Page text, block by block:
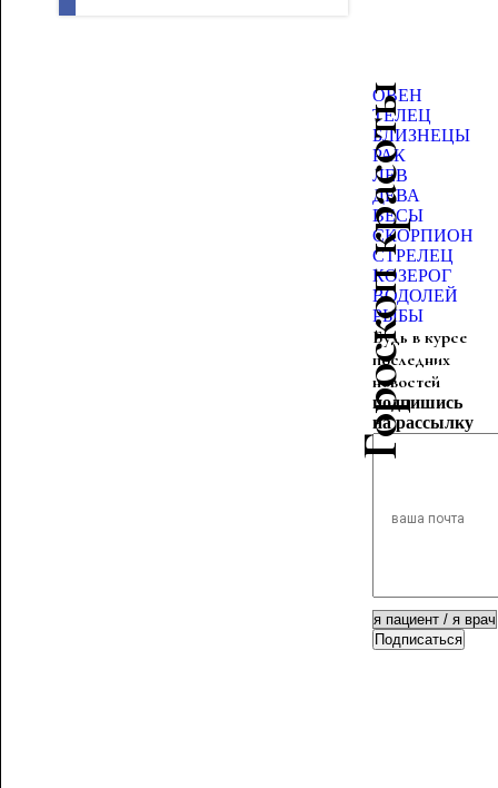
Гороскоп красоты
ОВЕН
ТЕЛЕЦ
БЛИЗНЕЦЫ
РАК
ЛЕВ
ДЕВА
ВЕСЫ
СКОРПИОН
СТРЕЛЕЦ
КОЗЕРОГ
ВОДОЛЕЙ
РЫБЫ
Будь в курсе
последних
новостей
подпишись
на рассылку
Подписаться